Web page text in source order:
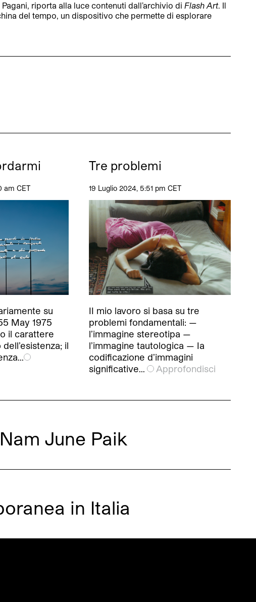
riporta alla luce contenuti dall’archivio di Flash Art. Il
del tempo, un dispositivo che permette di esplorare
am CET
su
May 1975
il carattere
il
Tre problemi
19 Luglio 2024, 5:51 pm CET
II mio lavoro si basa su tre
problemi fondamentali: —
l’immagine stereotipa —
l’immagine tautologica — Ia
codificazione d’immagini
significative…
Approfondisci
June Paik
in Italia